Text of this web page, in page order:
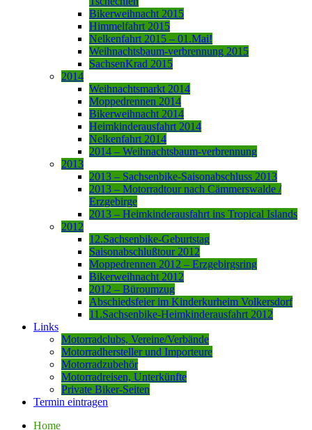
Bikerweihnacht 2015
Himmelfahrt 2015
Nelkenfahrt 2015 – 01.Mai!
Weihnachtsbaum-verbrennung 2015
SachsenKrad 2015
2014
Weihnachtsmarkt 2014
Moppedrennen 2014
Bikerweihnacht 2014
Heimkinderausfahrt 2014
Nelkenfahrt 2014
2014 – Weihnachtsbaum-verbrennung
2013
2013 – Sachsenbike-Saisonabschluss 2013
2013 – Motorradtour nach Cämmerswalde /
Erzgebirge
2013 – Heimkinderausfahrt ins Tropical Islands
2012
12.Sachsenbike-Geburtstag
Saisonabschlußtour 2012
Moppedrennen 2012 – Erzgebirgsring
Bikerweihnacht 2012
2012 – Büroumzug
Abschiedsfeier im Kinderkurheim Volkersdorf
11.Sachsenbike-Heimkinderausfahrt 2012
Links
Motorradclubs, Vereine/Verbände
Motorradhersteller und Importeure
Motorradzubehör
Motorradreisen, Unterkünfte
Private Biker-Seiten
Termin eintragen
Home